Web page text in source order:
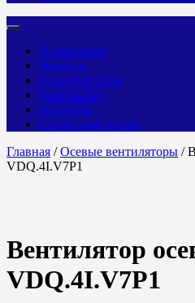
О компании
Новости
Fans-Tech Agro
DAYOUNG
Контакты
Сервисный центр
Главная /Осевые вентиляторы /
VDQ.4I.V7P1
Вентилятор
VDQ.4I.V7P1